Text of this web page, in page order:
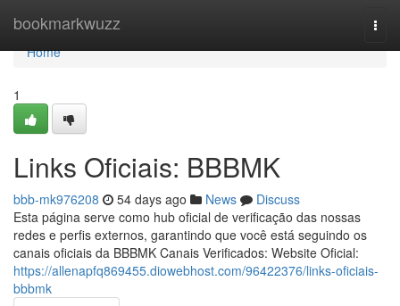
bookmarkwuzz
Home
Home
1
Links Oficiais: BBBMK
bbb-mk976208 54 days ago News
Discuss
Esta página serve como hub oficial de verificação das nossas
redes e perfis externos, garantindo que você está seguindo os
canais oficiais da BBBMK Canais Verificados: Website Oficial:
https://allenapfq869455.diowebhost.com/96422376/links-oficiais-
bbbmk